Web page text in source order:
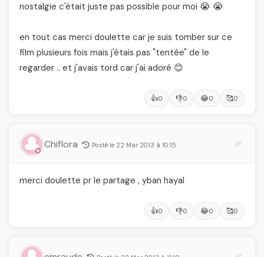
nostalgie c'était juste pas possible pour moi 😭 😭
en tout cas merci doulette car je suis tomber sur ce
film plusieurs fois mais j'étais pas "tentée" de le
regarder .. et j'avais tord car j'ai adoré 😊
👍0 👎0 😂0 🥰0
Chiflora Posté le 22 Mar 2013 à 10:15
merci doulette pr le partage , yban hayal
👍0 👎0 😂0 🥰0